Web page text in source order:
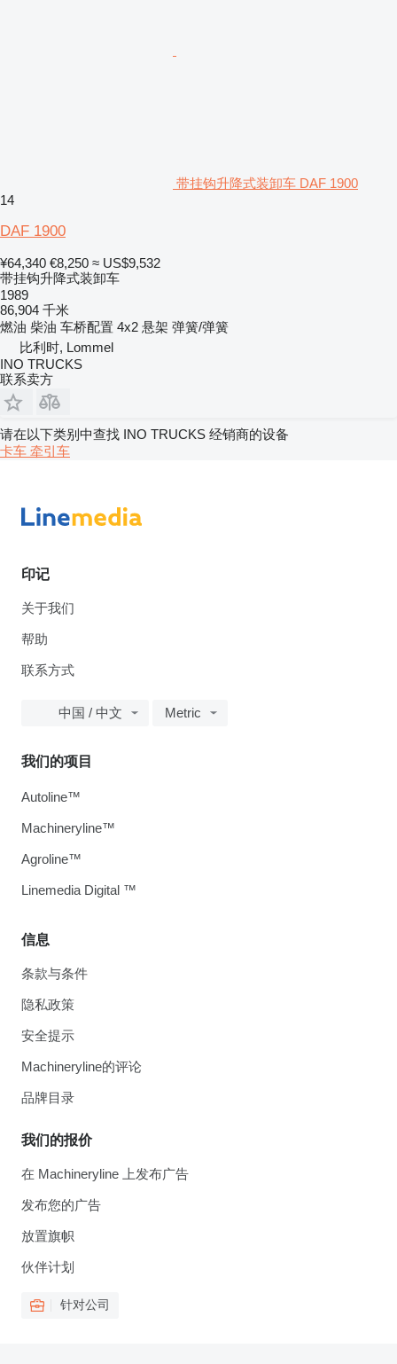
带挂钩升降式装卸车 DAF 1900
14
DAF 1900
¥64,340 €8,250 ≈ US$9,532
带挂钩升降式装卸车
1989
86,904 千米
燃油 柴油 车桥配置 4x2 悬架 弹簧/弹簧
比利时, Lommel
INO TRUCKS
联系卖方
请在以下类别中查找 INO TRUCKS 经销商的设备
卡车 牵引车
印记
关于我们
帮助
联系方式
中国 / 中文 Metric
信息
条款与条件
隐私政策
安全提示
Machineryline的评论
品牌目录
我们的报价
在 Machineryline 上发布广告
发布您的广告
放置旗帜
伙伴计划
针对公司
我们的项目
Autoline™
Machineryline™
Agroline™
Linemedia Digital ™